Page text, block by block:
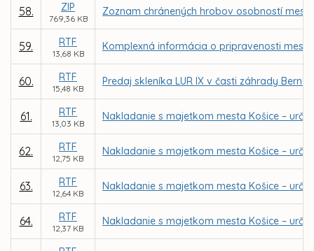
58. ZIP
769,36 KB
Zoznam chránených hrobov osobností
59. RTF
13,68 KB
Komplexná informácia o pripravenosti
60. RTF
15,48 KB
Predaj skleníka LUR IX v časti záhrady
61. RTF
13,03 KB
Nakladanie s majetkom mesta Košice –
62. RTF
12,75 KB
Nakladanie s majetkom mesta Košice –
63. RTF
12,64 KB
Nakladanie s majetkom mesta Košice –
64. RTF
12,37 KB
Nakladanie s majetkom mesta Košice –